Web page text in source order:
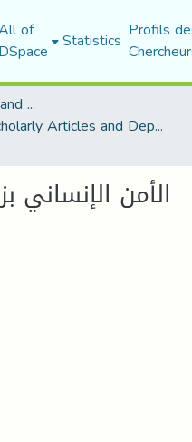
of
DSpace Statistics Profils
Faculty of Humanities and Social Sciences
Scholarly Articles and Department Publications
الأمن الإنساني